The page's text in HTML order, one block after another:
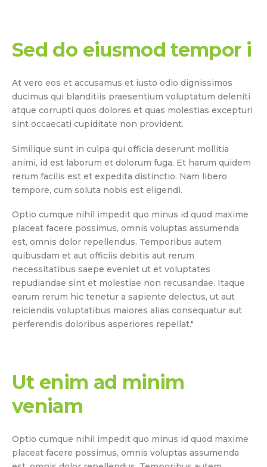
Sed do eiusmod tempor i
At vero eos et accusamus et iusto odio dignissimos
ducimus qui blanditiis praesentium voluptatum deleniti
atque corrupti quos dolores et quas molestias excepturi
sint occaecati cupiditate non provident.
Similique sunt in culpa qui officia deserunt mollitia
animi, id est laborum et dolorum fuga. Et harum quidem
rerum facilis est et expedita distinctio. Nam libero
tempore, cum soluta nobis est eligendi.
Optio cumque nihil impedit quo minus id quod maxime
placeat facere possimus, omnis voluptas assumenda
est, omnis dolor repellendus. Temporibus autem
quibusdam et aut officiis debitis aut rerum
necessitatibus saepe eveniet ut et voluptates
repudiandae sint et molestiae non recusandae. Itaque
earum rerum hic tenetur a sapiente delectus, ut aut
reiciendis voluptatibus maiores alias consequatur aut
perferendis doloribus asperiores repellat."
Ut enim ad minim
veniam
Optio cumque nihil impedit quo minus id quod maxime
placeat facere possimus, omnis voluptas assumenda